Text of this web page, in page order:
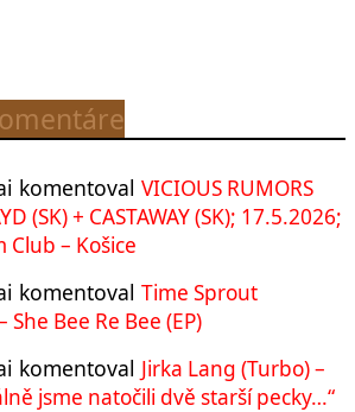
komentoval VICIOUS RUMORS
(SK) + CASTAWAY (SK); 17.5.2026;
Club – Košice
komentoval Time Sprout
She Bee Re Bee (EP)
komentoval Jirka Lang (Turbo) –
jsme natočili dvě starší pecky…“